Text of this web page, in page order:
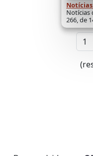
Notícias
266, de